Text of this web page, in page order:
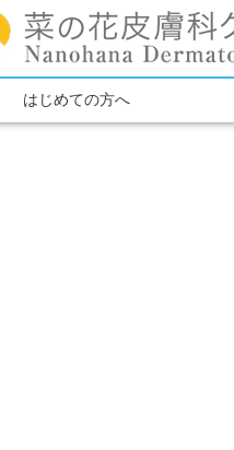
はじめての方へ